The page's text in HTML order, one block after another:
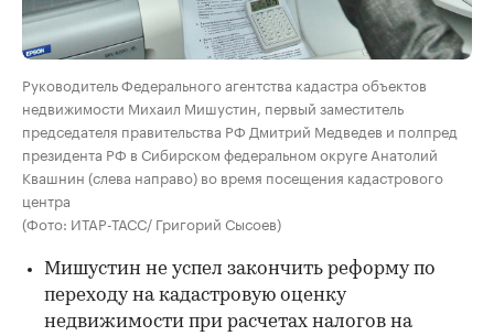
Руководитель Федерального агентства кадастра объектов
недвижимости Михаил Мишустин, первый заместитель
председателя правительства РФ Дмитрий Медведев и полпред
президента РФ в Сибирском федеральном округе Анатолий
Квашнин (слева направо) во время посещения кадастрового
центра
(Фото: ИТАР-ТАСС/ Григорий Сысоев)
Мишустин не успел закончить реформу по
переходу на кадастровую оценку
недвижимости при расчетах налогов на